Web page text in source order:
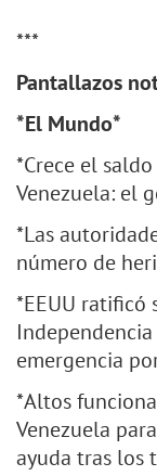
***
Pantallazos
*El Mundo*
*Crece el
Venezuela: el
*Las
número de
*EEUU ratificó
emergencia
*Altos
Venezuela
ayuda tras los